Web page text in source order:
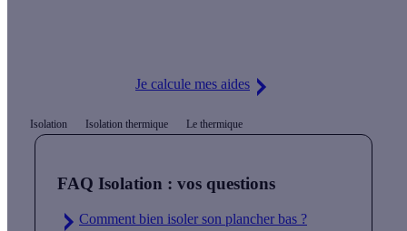
Je calcule mes aides
Isolation Isolation thermique Le thermique
FAQ Isolation : vos questions
Comment bien isoler son plancher bas ?